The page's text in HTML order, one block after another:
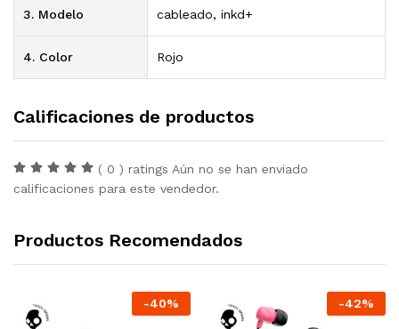
3. Modelo cableado, inkd+
4. Color Rojo
Calificaciones de productos
( 0 ) ratings Aún no se han enviado
calificaciones para este vendedor.
Productos Recomendados
-40% -42%